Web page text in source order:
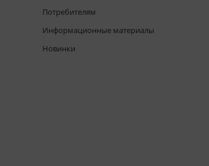
Потребителям
Информационные материалы
Новинки